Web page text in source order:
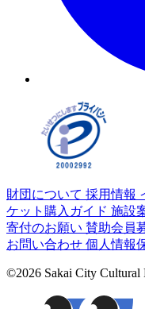
財団について 採用情報
ケット購入ガイド 施設
寄付のお願い 賛助会員
お問い合わせ 個人情報
©2026 Sakai City Cultural